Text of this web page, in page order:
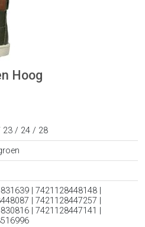
Hoog
23 / 24 / 28
| 7421128448148 |
| 7421128447257 |
| 7421128447141 |